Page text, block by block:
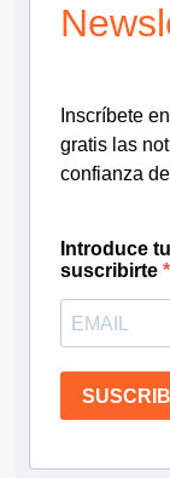
Inscríbete
gratis las
confianza
Introduce
suscribirte